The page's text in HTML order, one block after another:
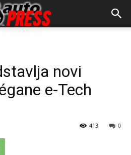
novi
e-Tech
0
413